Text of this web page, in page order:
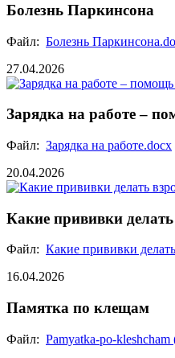
Болезнь Паркинсона
Файл: Болезнь
27.04.2026
Зарядка на работе –
Файл: Зарядка на работе.docx
20.04.2026
Какие прививки
Файл: Какие прививки
16.04.2026
Памятка по клещам
Файл: Pamyatka-po-